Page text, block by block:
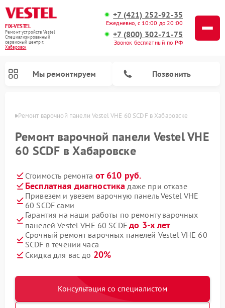
FIX-VESTEL
Ремонт устройств Vestel
Специализированный
cервисный центр г.
Хабаровск
+7 (421) 252-92-35
Ежедневно, с 10:00 до 20:00
+7 (800) 302-71-75
Звонок бесплатный по РФ
Мы ремонтируем Позвонить
Ремонт варочной панели Vestel VHE 60 SCDF в Хабаровске
Ремонт варочной панели Vestel VHE
60 SCDF в Хабаровске
Стоимость ремонта от 610 руб.
Бесплатная диагностика даже при отказе
Привезем и увезем варочную панель Vestel VHE
60 SCDF сами
Гарантия на наши работы по ремонту варочных
панелей Vestel VHE 60 SCDFдо 3-х лет
Срочный ремонт варочных панелей Vestel VHE 60
SCDF в течении часа
Скидка для вас до 20%
Консультация со специалистом